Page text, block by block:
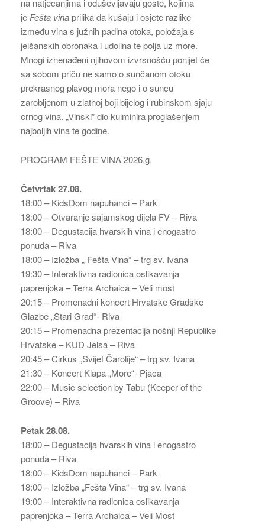
na natjecanjima i oduševljavaju goste, kojima
je Fešta vinaprilika da kušaju i osjete razlike
između vina s južnih padina otoka, položaja s
jelšanskih obronaka i udolina te polja uz more.
Mnogi iznenađeni njihovom izvrsnošću ponijet će
sa sobom priču ne samo o sunčanom otoku
prekrasnog plavog mora nego i o suncu
zarobljenom u zlatnoj boji bijelog i rubinskom sjaju
crnog vina. „Vinski” dio kulminira proglašenjem
najboljih vina te godine.
PROGRAM FEŠTE VINA 2026.g.
Četvrtak 27.08.
18:00 – KidsDom napuhanci – Park
18:00 – Otvaranje sajamskog dijela FV – Riva
18:00 – Degustacija hvarskih vina i enogastro
ponuda – Riva
18:00 – Izložba „ Fešta Vina“ – trg sv. Ivana
19:30 – Interaktivna radionica oslikavanja
paprenjoka – Terra Archaica – Veli most
20:15 – Promenadni koncert Hrvatske Gradske
Glazbe „Stari Grad“- Riva
20:15 – Promenadna prezentacija nošnji Republike
Hrvatske – KUD Jelsa – Riva
20:45 – Cirkus „Svijet Čarolije“ – trg sv. Ivana
21:30 – Koncert Klapa „More“- Pjaca
22:00 – Music selection by Tabu (Keeper of the
Groove) – Riva
Petak 28.08.
18:00 – Degustacija hvarskih vina i enogastro
ponuda – Riva
18:00 – KidsDom napuhanci – Park
18:00 – Izložba „Fešta Vina“ – trg sv. Ivana
19:00 – Interaktivna radionica oslikavanja
paprenjoka – Terra Archaica – Veli Most